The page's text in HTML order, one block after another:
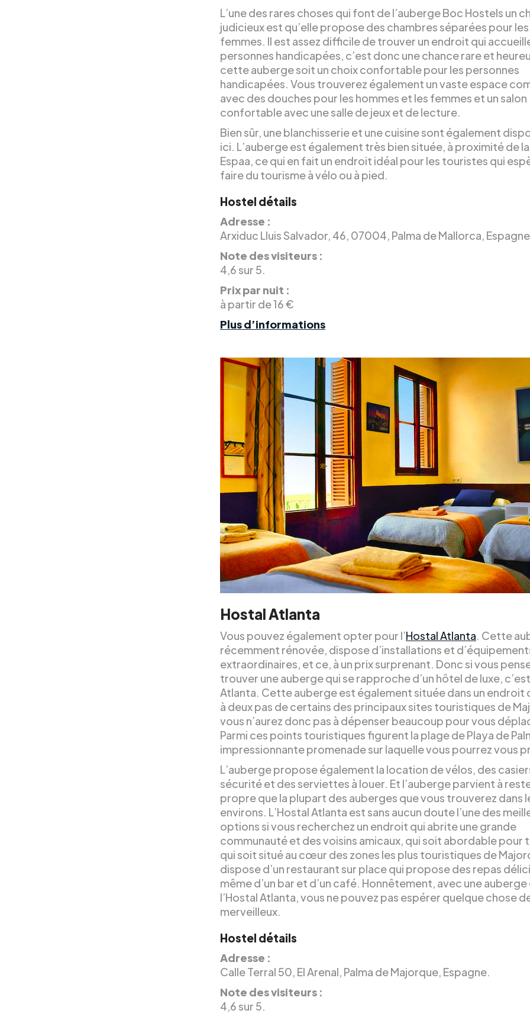
L’une des rares choses qui font de l’auberge Boc Hostels un
judicieux est qu’elle propose des chambres séparées pour les
femmes. Il est assez difficile de trouver un endroit qui
personnes handicapées, c’est donc une chance rare et
cette auberge soit un choix confortable pour les personnes
handicapées. Vous trouverez également un vaste espace
avec des douches pour les hommes et les femmes et un salon
confortable avec une salle de jeux et de lecture.
Bien sûr, une blanchisserie et une cuisine sont également
ici. L’auberge est également très bien située, à proximité de la
Espaa, ce qui en fait un endroit idéal pour les touristes qui
faire du tourisme à vélo ou à pied.
Hostel détails
Adresse :
Arxiduc Lluis Salvador, 46, 07004, Palma de Mallorca,
Note des visiteurs :
4,6 sur 5.
Prix par nuit :
à partir de 16 €
Plus d’informations
Hostal Atlanta
Vous pouvez également opter pour l’Hostal Atlanta. Cette
récemment rénovée, dispose d’installations et
extraordinaires, et ce, à un prix surprenant. Donc si vous
trouver une auberge qui se rapproche d’un hôtel de luxe,
Atlanta. Cette auberge est également située dans un endroit
à deux pas de certains des principaux sites touristiques de
vous n’aurez donc pas à dépenser beaucoup pour vous
Parmi ces points touristiques figurent la plage de Playa de
impressionnante promenade sur laquelle vous pourrez vous
L’auberge propose également la location de vélos, des
sécurité et des serviettes à louer. Et l’auberge parvient à
propre que la plupart des auberges que vous trouverez dans
environs. L’Hostal Atlanta est sans aucun doute l’une des
options si vous recherchez un endroit qui abrite une grande
communauté et des voisins amicaux, qui soit abordable pour
qui soit situé au cœur des zones les plus touristiques de
dispose d’un restaurant sur place qui propose des repas
même d’un bar et d’un café. Honnêtement, avec une
l’Hostal Atlanta, vous ne pouvez pas espérer quelque chose
merveilleux.
Hostel détails
Adresse :
Calle Terral 50, El Arenal, Palma de Majorque, Espagne.
Note des visiteurs :
4,6 sur 5.